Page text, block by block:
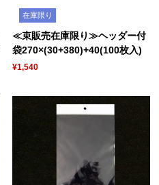
在庫限り
≪束販売在庫限り≫ヘッダー付
袋270×(30+380)+40(100枚入)
¥1,540